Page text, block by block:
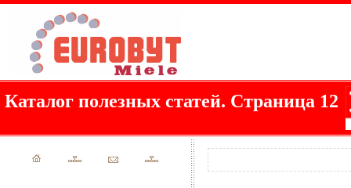
Каталог полезных статей. Страница 12